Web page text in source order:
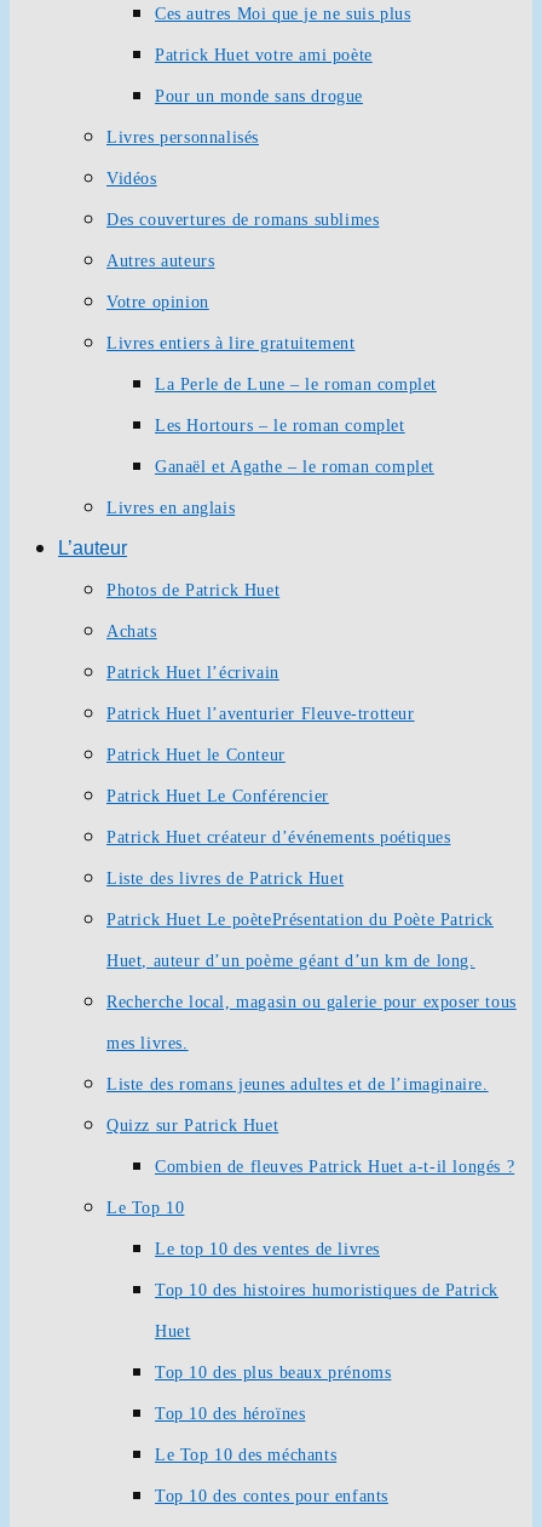
Ces autres Moi que je ne suis plus
Patrick Huet votre ami poète
Pour un monde sans drogue
Livres personnalisés
Vidéos
Des couvertures de romans sublimes
Autres auteurs
Votre opinion
Livres entiers à lire gratuitement
La Perle de Lune – le roman complet
Les Hortours – le roman complet
Ganaël et Agathe – le roman complet
Livres en anglais
L’auteur
Photos de Patrick Huet
Achats
Patrick Huet l’écrivain
Patrick Huet l’aventurier Fleuve-trotteur
Patrick Huet le Conteur
Patrick Huet Le Conférencier
Patrick Huet créateur d’événements poétiques
Liste des livres de Patrick Huet
Patrick Huet Le poètePrésentation du Poète Patrick
Huet, auteur d’un poème géant d’un km de long.
Recherche local, magasin ou galerie pour exposer tous
mes livres.
Liste des romans jeunes adultes et de l’imaginaire.
Quizz sur Patrick Huet
Combien de fleuves Patrick Huet a-t-il longés ?
Le Top 10
Le top 10 des ventes de livres
Top 10 des histoires humoristiques de Patrick
Huet
Top 10 des plus beaux prénoms
Top 10 des héroïnes
Le Top 10 des méchants
Top 10 des contes pour enfants